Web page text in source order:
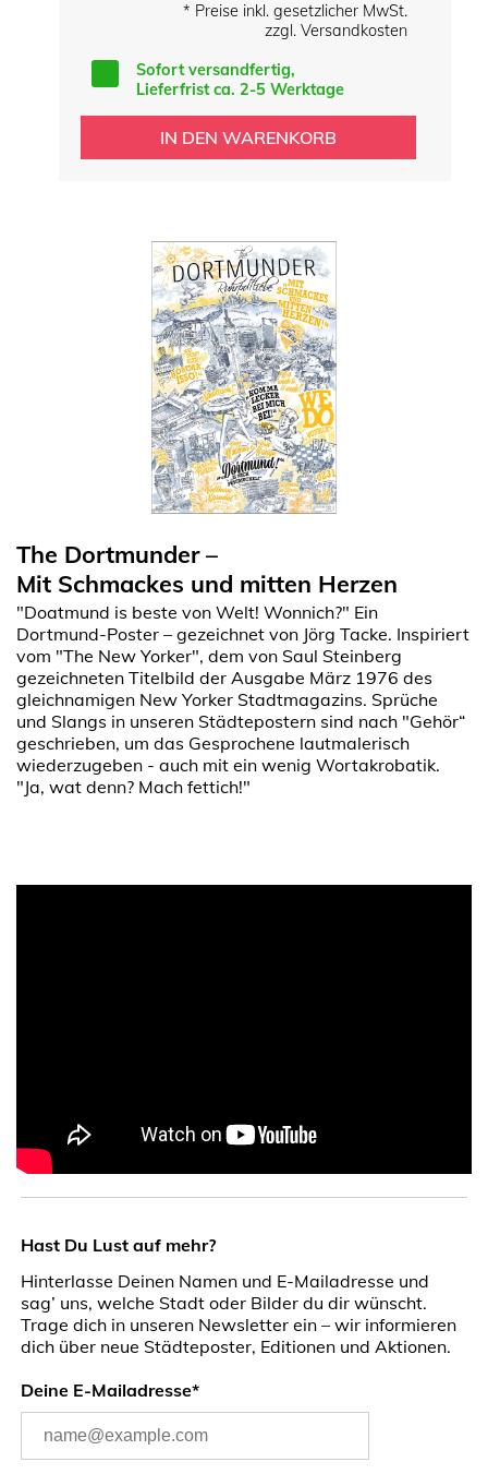
* Preise inkl. gesetzlicher MwSt.
zzgl. Versandkosten
Sofort versandfertig,
Lieferfrist ca. 2-5 Werktage
IN DEN WARENKORB
The Dortmunder –
Mit Schmackes und mitten Herzen
"Doatmund is beste von Welt! Wonnich?" Ein
Dortmund-Poster – gezeichnet von Jörg Tacke. Inspiriert
vom "The New Yorker", dem von Saul Steinberg
gezeichneten Titelbild der Ausgabe März 1976 des
gleichnamigen New Yorker Stadtmagazins. Sprüche
und Slangs in unseren Städtepostern sind nach "Gehör“
geschrieben, um das Gesprochene lautmalerisch
wiederzugeben - auch mit ein wenig Wortakrobatik.
"Ja, wat denn? Mach fettich!"
Hast Du Lust auf mehr?
Hinterlasse Deinen Namen und E-Mailadresse und
sag’ uns, welche Stadt oder Bilder du dir wünscht.
Trage dich in unseren Newsletter ein – wir informieren
dich über neue Städteposter, Editionen und Aktionen.
Deine E-Mailadresse*